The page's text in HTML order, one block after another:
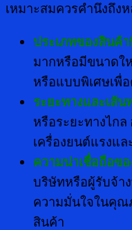
เหมาะสมควรคำนึงถึง
ประเภทของสินค้
มากหรือมีขนาดใ
หรือแบบพิเศษเพื่
ระยะทางและเส้น
หรือระยะทางไกล
เครื่องยนต์แรงแ
ความน่าเชื่อถือข
บริษัทหรือผู้รับจ้า
ความมั่นใจในคุณ
สินค้า